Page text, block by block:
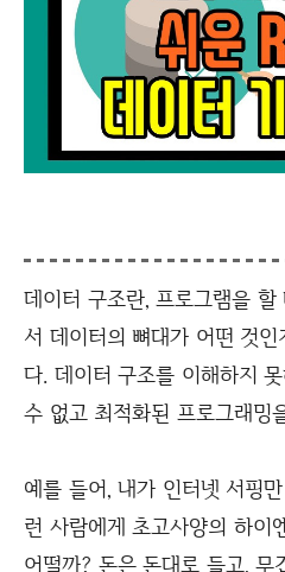
데이터 구조란, 프로그램을
서 데이터의 뼈대가 어떤 것
다. 데이터 구조를 이해하지
수 없고 최적화된 프로그래밍
예를 들어, 내가 인터넷 서핑
런 사람에게 초고사양의 하이
어떨까? 돈은 돈대로 들고, 무